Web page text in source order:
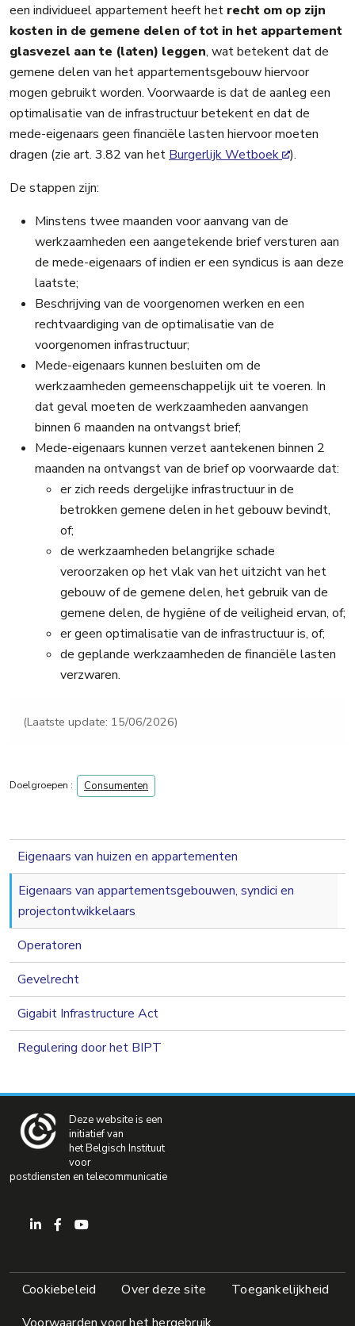
een individueel appartement heeft het recht om op zijn
kosten in de gemene delen of tot in het appartement
glasvezel aan te (laten) leggen, wat betekent dat de
gemene delen van het appartementsgebouw hiervoor
mogen gebruikt worden. Voorwaarde is dat de aanleg een
optimalisatie van de infrastructuurbetekent en dat de
mede-eigenaars geen financiële lasten hiervoor moeten
dragen (zie art. 3.82 van het Burgerlijk Wetboek
).
De stappen zijn:
Minstens twee maanden voor aanvang van de
werkzaamheden een aangetekende brief versturen aan
de mede-eigenaars of indien er een syndicus is aan deze
laatste;
Beschrijving van de voorgenomen werken en een
rechtvaardiging van de optimalisatie van de
voorgenomen infrastructuur;
Mede-eigenaars kunnen besluiten om de
werkzaamheden gemeenschappelijk uit te voeren. In
dat geval moeten de werkzaamheden aanvangen
binnen 6 maanden na ontvangst brief;
Mede-eigenaars kunnen verzet aantekenen binnen 2
maanden na ontvangst van de brief op voorwaarde dat:
er zich reeds dergelijke infrastructuur in de
betrokken gemene delen in het gebouw bevindt,
of;
de werkzaamheden belangrijke schade
veroorzaken op het vlak van het uitzicht van het
gebouw of de gemene delen, het gebruik van de
gemene delen, de hygiëne of de veiligheid ervan, of;
er geen optimalisatie van de infrastructuur is, of;
de geplande werkzaamheden de financiële lasten
verzwaren.
(Laatste update: 15/06/2026)
Doelgroepen : Consumenten
navigation 2nd level
Eigenaars van huizen en appartementen
Eigenaars van appartementsgebouwen, syndici en
projectontwikkelaars
Operatoren
Gevelrecht
Gigabit Infrastructure Act
Regulering door het BIPT
Deze website is een
initiatief van
het Belgisch Instituut
voor
postdiensten en telecommunicatie
Pied de page
Cookiebeleid Over deze site
Toegankelijkheid